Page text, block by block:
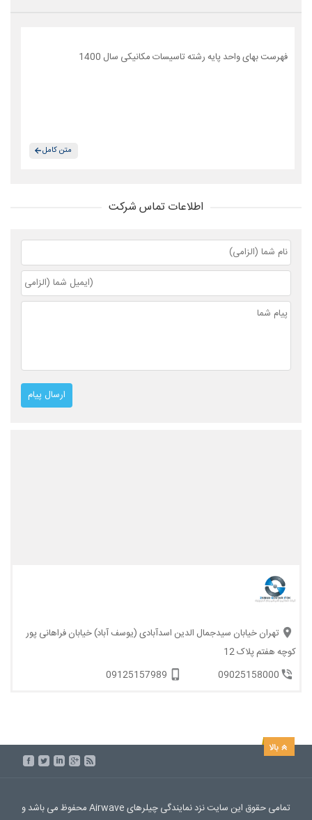
فهرست بهای واحد پایه رشته تاسیسات مکانیکی سال 1400
متن کامل
اطلاعات تماس شرکت
تهران خیابان سیدجمال الدین اسدآبادی (یوسف آباد) خیابان فراهانی پور
کوچه هفتم پلاک 12
09025158000
09125157989
تمامی حقوق این سایت نزد نمایندگی چیلرهای Airwave محفوظ می باشد و